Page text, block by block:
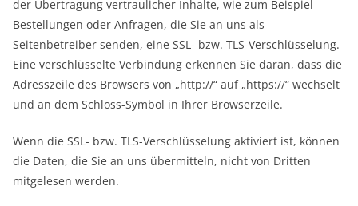
der Übertragung vertraulicher Inhalte, wie zum Beispiel
Bestellungen oder Anfragen, die Sie an uns als
Seitenbetreiber senden, eine SSL- bzw. TLS-Verschlüsselung.
Eine verschlüsselte Verbindung erkennen Sie daran, dass die
Adresszeile des Browsers von „http://“ auf „https://“ wechselt
und an dem Schloss-Symbol in Ihrer Browserzeile.
Wenn die SSL- bzw. TLS-Verschlüsselung aktiviert ist, können
die Daten, die Sie an uns übermitteln, nicht von Dritten
mitgelesen werden.